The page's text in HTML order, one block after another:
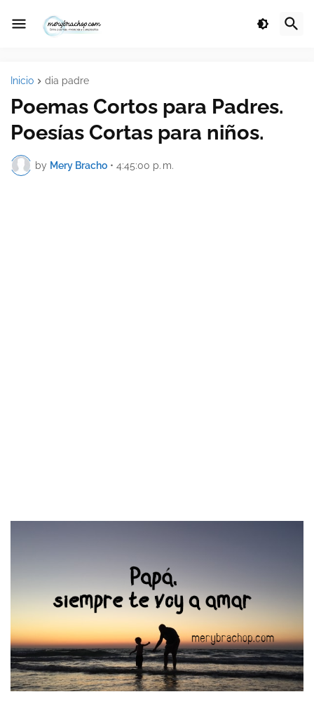
Inicio dia padre
Poemas Cortos para Padres.
Poesías Cortas para niños.
by Mery Bracho • 4:45:00 p. m.